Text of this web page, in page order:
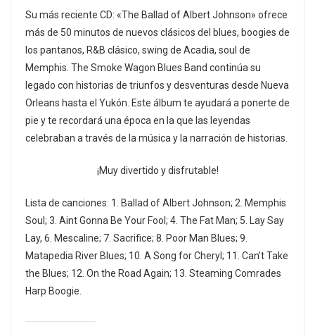
Su más reciente CD: «The Ballad of Albert Johnson» ofrece
más de 50 minutos de nuevos clásicos del blues, boogies de
los pantanos, R&B clásico, swing de Acadia, soul de
Memphis. The Smoke Wagon Blues Band continúa su
legado con historias de triunfos y desventuras desde Nueva
Orleans hasta el Yukón. Este álbum te ayudará a ponerte de
pie y te recordará una época en la que las leyendas
celebraban a través de la música y la narración de historias.
¡Muy divertido y disfrutable!
Lista de canciones: 1. Ballad of Albert Johnson; 2. Memphis
Soul; 3. Aint Gonna Be Your Fool; 4. The Fat Man; 5. Lay Say
Lay, 6. Mescaline; 7. Sacrifice; 8. Poor Man Blues; 9.
Matapedia River Blues; 10. A Song for Cheryl; 11. Can’t Take
the Blues; 12. On the Road Again; 13. Steaming Comrades
Harp Boogie.